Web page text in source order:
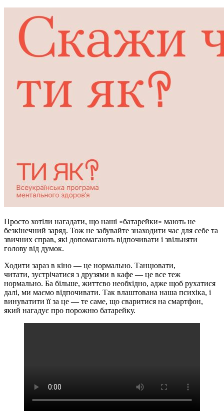
Просто хотіли нагадати, що наші «батарейки» мають не
безкінечний заряд. Тож не забувайте знаходити час для себе та
звичних справ, які допомагають відпочивати і звільняти
голову від думок.
Ходити зараз в кіно — це нормально. Танцювати,
читати, зустрічатися з друзями в кафе — це все теж
нормально. Ба більше, життєво необхідно, адже щоб рухатися
далі, ми маємо відпочивати. Так влаштована наша психіка, і
винуватити її за це — те саме, що сваритися на смартфон,
який нагадує про порожню батарейку.